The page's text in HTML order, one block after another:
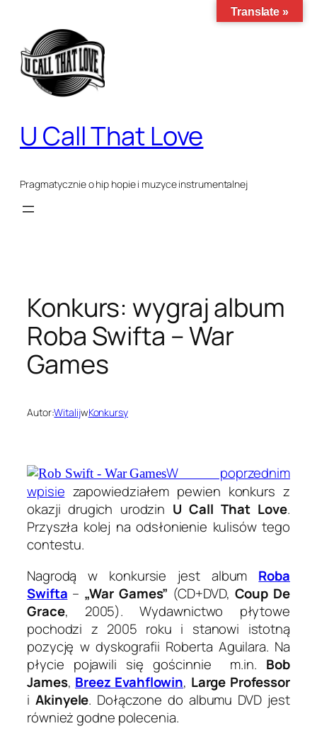
treści
U Call That Love
Pragmatycznie o hip hopie i muzyce instrumentalnej
Konkurs: wygraj album
Roba Swifta – War
Games
Autor:WitalijwKonkursy
W poprzednim
wpisie zapowiedziałem pewien konkurs z
okazji drugich urodzin U Call That Love.
Przyszła kolej na odsłonienie kulisów tego
contestu.
Nagrodą w konkursie jest album Roba
Swifta – „War Games” (CD+DVD, Coup De
Grace, 2005). Wydawnictwo płytowe
pochodzi z 2005 roku i stanowi istotną
pozycję w dyskografii Roberta Aguilara. Na
płycie pojawili się gościnnie m.in. Bob
James, Breez Evahflowin, Large Professor
iAkinyele. Dołączone do albumu DVD jest
również godne polecenia.
Translate »